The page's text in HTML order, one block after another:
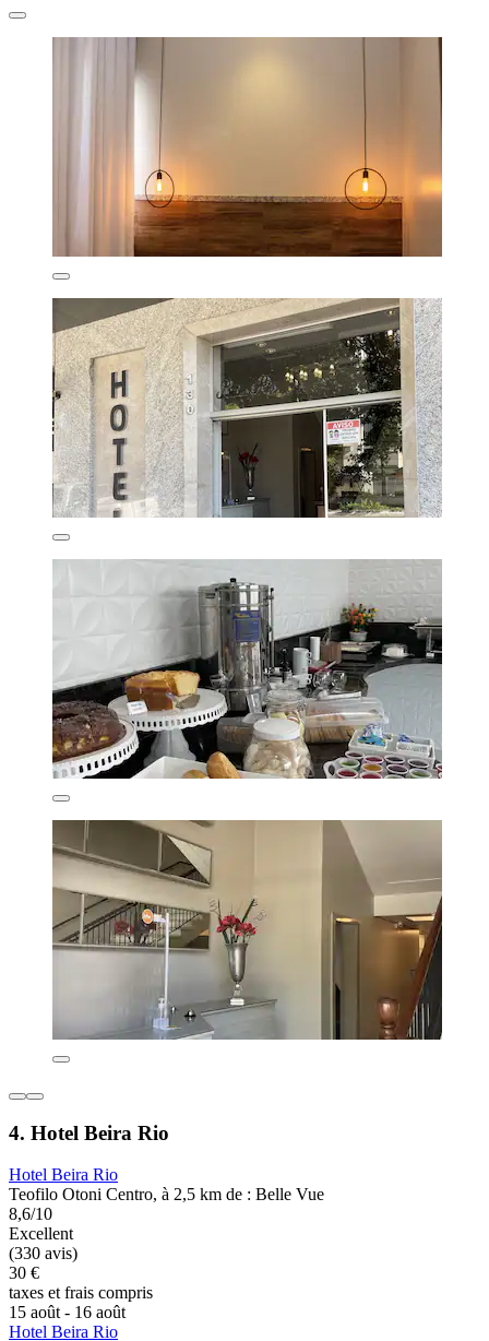
4. Hotel Beira Rio
Hotel Beira Rio
Teofilo Otoni Centro, à 2,5 km de : Belle Vue
8,6/10
Excellent
(330 avis)
30 €
taxes et frais compris
15 août - 16 août
Hotel Beira Rio